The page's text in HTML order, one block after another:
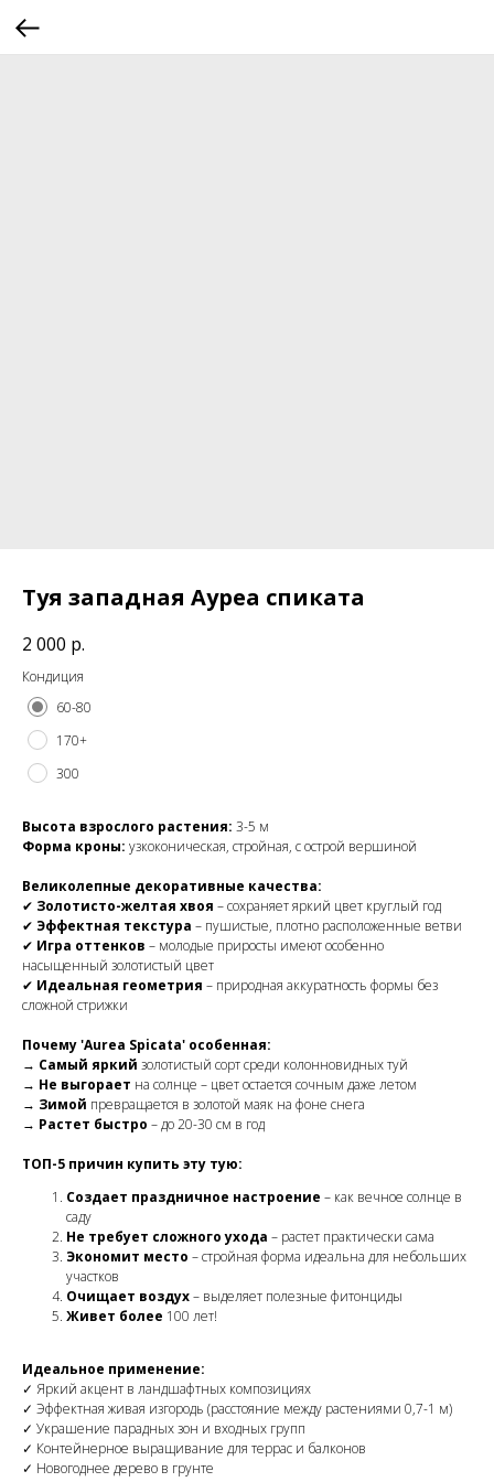
Туя западная Ауреа спиката
2 000 р.
Кондиция
60-80
170+
300
Высота взрослого растения: 3-5 м
Форма кроны: узкоконическая, стройная, с острой вершиной
Великолепные декоративные качества:
✔ Золотисто-желтая хвоя – сохраняет яркий цвет круглый год
✔ Эффектная текстура – пушистые, плотно расположенные ветви
✔ Игра оттенков – молодые приросты имеют особенно
насыщенный золотистый цвет
✔ Идеальная геометрия – природная аккуратность формы без
сложной стрижки
Почему 'Aurea Spicata' особенная:
→ Самый яркий золотистый сорт среди колонновидных туй
→ Не выгорает на солнце – цвет остается сочным даже летом
→ Зимой превращается в золотой маяк на фоне снега
→ Растет быстро – до 20-30 см в год
ТОП-5 причин купить эту тую:
Создает праздничное настроение – как вечное солнце в
саду
Не требует сложного ухода – растет практически сама
Экономит место – стройная форма идеальна для небольших
участков
Очищает воздух– выделяет полезные фитонциды
Живет более 100 лет!
Идеальное применение:
✓ Яркий акцент в ландшафтных композициях
✓ Эффектная живая изгородь (расстояние между растениями 0,7-1 м)
✓ Украшение парадных зон и входных групп
✓ Контейнерное выращивание для террас и балконов
✓ Новогоднее дерево в грунте